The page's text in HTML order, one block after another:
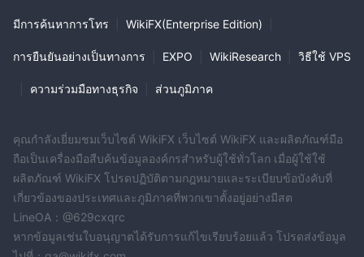
FISG มีทรัพยากรการศึกษาหลากหลายเพื่อช่วยในการซื้อขาย
ทรัพยากรเหล่านี้รวมถึงปฏิทินเศรษฐกิจ คำศัพท์ วิดีโอ ข่าวตลาด ตรวจ
หนังสืออิเล็กทรอนิกส์ ทรัพยากรเหล่านี้ช่วยให้นักซื้อขายทราบข้อมูล
การให้ทราบทรัพยากรการศึกษาเป็นปัจจัยสำคัญในการเลือกโบรกเกอร์
และ FISG ดูเหมือนจะมีช่วงของวัสดุที่พอใช้ได้
สรุป
โดยรวม FISG มีคุณสมบัติหลากหลายที่อาจมีเสนอให้กับบางนักซื้อขาย
โดยเฉพาะทรัพยากรการศึกษาและแพลตฟอร์ม MT4/MT5 อย่างไร
ก็ตาม ความขาดความ่ํ่งในการเปิดบัญชีขั้นต่ำ ค่าธรรมเนียมการถอน
มีการค้นหาการโทร WikiFX(Enterprise Edition)
การยืนยันอย่างเป็นทางการ EXPO WikiResearch วิธีใช้ VPS
ความร่วมมือทางธุรกิจ ส่วนภูมิภาค
คุณกำลังเยี่ยมชมเว็บไซต์ WikiFX เว็บไซต์ WikiFX และผลิตภัณฑ์มือ
ถือเป็นเครื่องมือสืบค้นข้อมูลองค์กรสำหรับผู้ใช้ทั่วโลก เมื่อผู้ใช้ใช้
ผลิตภัณฑ์ WikiFX โปรดปฏิบัติตามกฎหมายและระเบียบข้อบังคับที่
เกี่ยวข้องของประเทศและภูมิภาคที่พวกเขาตั้งอยู่อย่างมีสต
LineOA：@629cxqrc
หากข้อมูลเช่นใบอนุญาตได้รับการแก้ไขเรียบร้อยแล้ว โปรดส่งข้อมูล